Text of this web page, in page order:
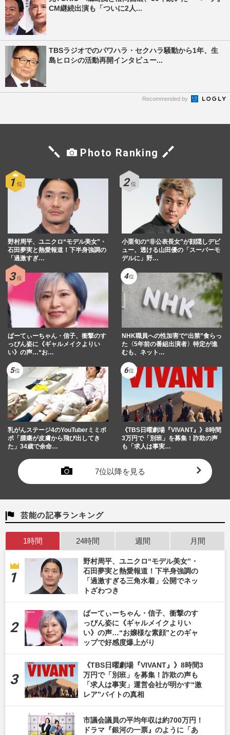
CM継続出演も「ついに2人...
TBSラジオでのパワハラ・セクハラ騒動から1年、生
島ヒロシの活動再開インタビュー...
Recommended by
Photo Ranking
野村周平、ユニクロ“モデル美女”・
石田夢実と熱愛報道！下半身強調の
「過激すぎ…
小栗旬の“非公表長女”が顔隠しデビ
ュー、透ける山田優の「スーパーモ
デルに」野…
ぱーてぃーちゃん・信子、衝撃のす
っぴん姿に《ギャルメイクよりい
い》の声…“お…
NHK職員への性加害で“出禁”食らっ
た〈5年前の番組出演者〉特定が進
むも、ネット…
乳がんステージ4のYouTuberミミポ
ポ「腫瘍が皮膚から飛び出してき
た」34歳で余命…
《TBS日曜劇場『VIVANT』》8時間
3万円で「別班」を募集！詐欺の声
も「求人は事実…
7位以降を見る
芸能の記事ランキング
1時間 24時間 週間 月間
野村周平、ユニクロ“モデル美女”・
石田夢実と熱愛報道！下半身強調の
「過激すぎる三角水着」公開でネッ
トざわつき
ぱーてぃーちゃん・信子、衝撃のす
っぴん姿に《ギャルメイクよりい
い》の声…“お嬢様な素顔”とのギャ
ップで好感度爆上がり
《TBS日曜劇場『VIVANT』》8時間3
万円で「別班」を募集！詐欺の声も
「求人は事実」運営会社が明かす“激
レア”バイトの真相
市議会議員の平均年収は約700万円！
ドラマ『銀河の一票』のように「あ